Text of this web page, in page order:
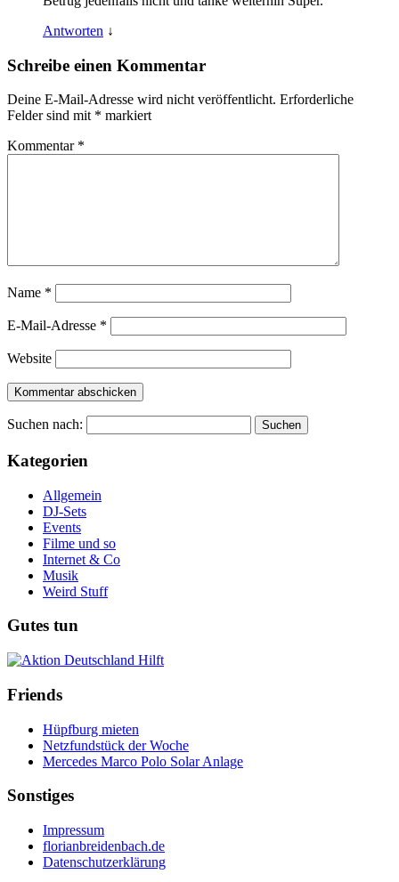
Antworten ↓
Schreibe einen Kommentar
Deine E-Mail-Adresse wird nicht veröffentlicht. Erforderliche
Felder sind mit * markiert
Kommentar *
Name *
E-Mail-Adresse *
Website
Suchen nach:
Kategorien
Allgemein
DJ-Sets
Events
Filme und so
Internet & Co
Musik
Weird Stuff
Gutes tun
Friends
Hüpfburg mieten
Netzfundstück der Woche
Mercedes Marco Polo Solar Anlage
Sonstiges
Impressum
florianbreidenbach.de
Datenschutzerklärung